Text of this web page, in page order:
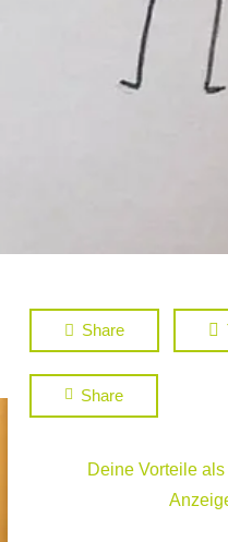
Share
Share
Deine Vorteile